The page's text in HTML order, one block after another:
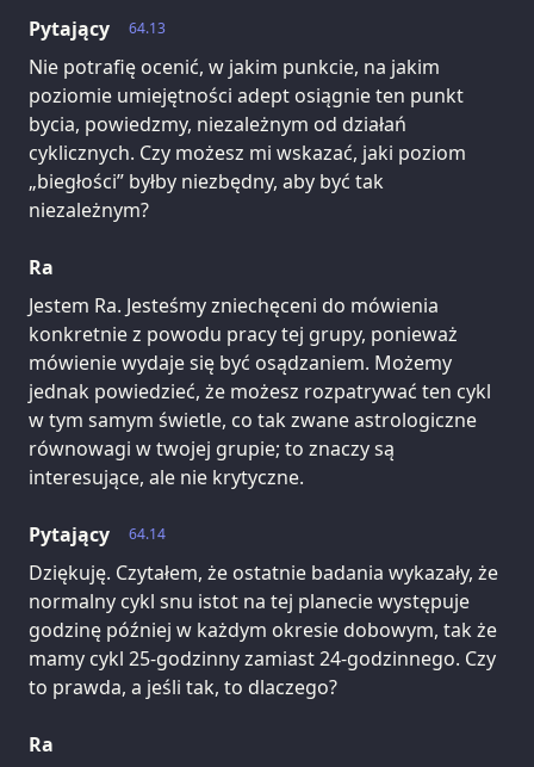
64.13
Pytający
Nie potrafię ocenić, w jakim punkcie, na jakim
poziomie umiejętności adept osiągnie ten punkt
bycia, powiedzmy, niezależnym od działań
cyklicznych. Czy możesz mi wskazać, jaki poziom
„biegłości” byłby niezbędny, aby być tak
niezależnym?
Ra
Jestem Ra. Jesteśmy zniechęceni do mówienia
konkretnie z powodu pracy tej grupy, ponieważ
mówienie wydaje się być osądzaniem. Możemy
jednak powiedzieć, że możesz rozpatrywać ten cykl
w tym samym świetle, co tak zwane astrologiczne
równowagi w twojej grupie; to znaczy są
interesujące, ale nie krytyczne.
64.14
Pytający
Dziękuję. Czytałem, że ostatnie badania wykazały, że
normalny cykl snu istot na tej planecie występuje
godzinę później w każdym okresie dobowym, tak że
mamy cykl 25-godzinny zamiast 24-godzinnego. Czy
to prawda, a jeśli tak, to dlaczego?
Ra